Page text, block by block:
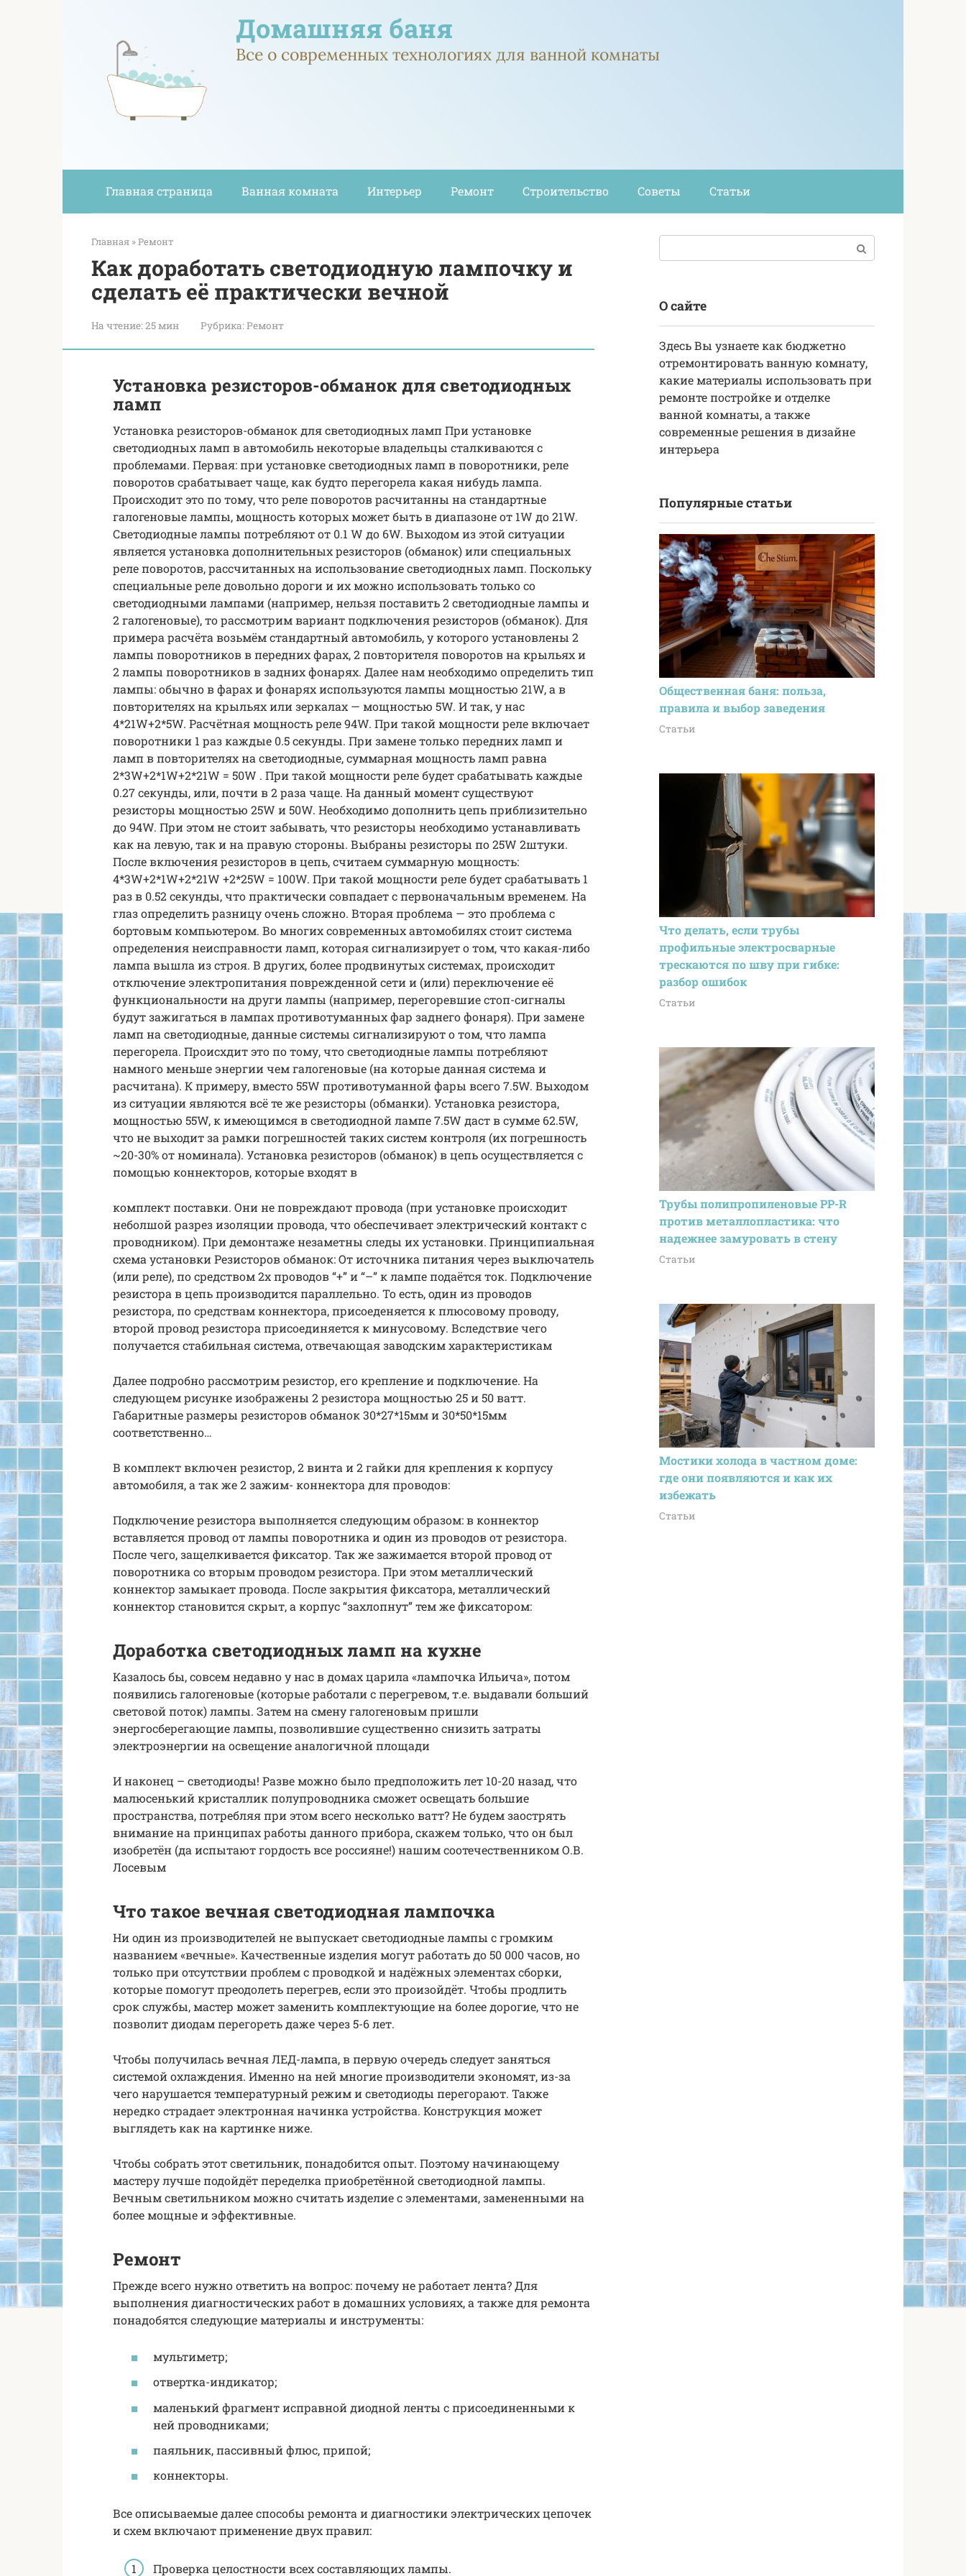
Домашняя баня
Все о современных технологиях для ванной комнаты
Главная страница Ванная комната Интерьер Ремонт Строительство Советы Статьи
Главная »Ремонт
Как доработать светодиодную лампочку и
сделать её практически вечной
На чтение:25 мин Рубрика:Ремонт
Установка резисторов-обманок для светодиодных
ламп
Установка резисторов-обманок для светодиодных ламп При установке
светодиодных ламп в автомобиль некоторые владельцы сталкиваются с
проблемами. Первая: при установке светодиодных ламп в поворотники, реле
поворотов срабатывает чаще, как будто перегорела какая нибудь лампа.
Происходит это по тому, что реле поворотов расчитанны на стандартные
галогеновые лампы, мощность которых может быть в диапазоне от 1W до 21W.
Светодиодные лампы потребляют от 0.1 W до 6W. Выходом из этой ситуации
является установка дополнительных резисторов (обманок) или специальных
реле поворотов, рассчитанных на использование светодиодных ламп. Поскольку
специальные реле довольно дороги и их можно использовать только со
светодиодными лампами (например, нельзя поставить 2 светодиодные лампы и
2 галогеновые), то рассмотрим вариант подключения резисторов (обманок). Для
примера расчёта возьмём стандартный автомобиль, у которого установлены 2
лампы поворотников в передних фарах, 2 повторителя поворотов на крыльях и
2 лампы поворотников в задних фонарях. Далее нам необходимо определить тип
лампы: обычно в фарах и фонарях используются лампы мощностью 21W, а в
повторителях на крыльях или зеркалах — мощностью 5W. И так, у нас
4*21W+2*5W. Расчётная мощность реле 94W. При такой мощности реле включает
поворотники 1 раз каждые 0.5 секунды. При замене только передних ламп и
ламп в повторителях на светодиодные, суммарная мощность ламп равна
2*3W+2*1W+2*21W = 50W . При такой мощности реле будет срабатывать каждые
0.27 секунды, или, почти в 2 раза чаще. На данный момент существуют
резисторы мощностью 25W и 50W. Необходимо дополнить цепь приблизительно
до 94W. При этом не стоит забывать, что резисторы необходимо устанавливать
как на левую, так и на правую стороны. Выбраны резисторы по 25W 2штуки.
После включения резисторов в цепь, считаем суммарную мощность:
4*3W+2*1W+2*21W +2*25W = 100W. При такой мощности реле будет срабатывать 1
раз в 0.52 секунды, что практически совпадает с первоначальным временем. На
глаз определить разницу очень сложно. Вторая проблема — это проблема с
бортовым компьютером. Во многих современных автомобилях стоит система
определения неисправности ламп, которая сигнализирует о том, что какая-либо
лампа вышла из строя. В других, более продвинутых системах, происходит
отключение электропитания поврежденной сети и (или) переключение её
функциональности на други лампы (например, перегоревшие стоп-сигналы
будут зажигаться в лампах противотуманных фар заднего фонаря). При замене
ламп на светодиодные, данные системы сигнализируют о том, что лампа
перегорела. Происхдит это по тому, что светодиодные лампы потребляют
намного меньше энергии чем галогеновые (на которые данная система и
расчитана). К примеру, вместо 55W противотуманной фары всего 7.5W. Выходом
из ситуации являются всё те же резисторы (обманки). Установка резистора,
мощностью 55W, к имеющимся в светодиодной лампе 7.5W даст в сумме 62.5W,
что не выходит за рамки погрешностей таких систем контроля (их погрешность
~20-30% от номинала). Установка резисторов (обманок) в цепь осуществляется с
помощью коннекторов, которые входят в
комплект поставки. Они не повреждают провода (при установке происходит
неболшой разрез изоляции провода, что обеспечивает электрический контакт с
проводником). При демонтаже незаметны следы их установки. Принципиальная
схема установки Резисторов обманок: От источника питания через выключатель
(или реле), по средством 2х проводов “+” и “–” к лампе подаётся ток. Подключение
резистора в цепь производится параллельно. То есть, один из проводов
резистора, по средствам коннектора, присоеденяется к плюсовому проводу,
второй провод резистора присоединяется к минусовому. Вследствие чего
получается стабильная система, отвечающая заводским характеристикам
Далее подробно рассмотрим резистор, его крепление и подключение. На
следующем рисунке изображены 2 резистора мощностью 25 и 50 ватт.
Габаритные размеры резисторов обманок 30*27*15мм и 30*50*15мм
соответственно…
В комплект включен резистор, 2 винта и 2 гайки для крепления к корпусу
автомобиля, а так же 2 зажим- коннектора для проводов:
Подключение резистора выполняется следующим образом: в коннектор
вставляется провод от лампы поворотника и один из проводов от резистора.
После чего, защелкивается фиксатор. Так же зажимается второй провод от
поворотника со вторым проводом резистора. При этом металлический
коннектор замыкает провода. После закрытия фиксатора, металлический
коннектор становится скрыт, а корпус “захлопнут” тем же фиксатором:
Доработка светодиодных ламп на кухне
Казалось бы, совсем недавно у нас в домах царила «лампочка Ильича», потом
появились галогеновые (которые работали с перегревом, т.е. выдавали больший
световой поток) лампы. Затем на смену галогеновым пришли
энергосберегающие лампы, позволившие существенно снизить затраты
электроэнергии на освещение аналогичной площади
И наконец – светодиоды! Разве можно было предположить лет 10-20 назад, что
малюсенький кристаллик полупроводника сможет освещать большие
пространства, потребляя при этом всего несколько ватт? Не будем заострять
внимание на принципах работы данного прибора, скажем только, что он был
изобретён (да испытают гордость все россияне!) нашим соотечественником О.В.
Лосевым
Что такое вечная светодиодная лампочка
Ни один из производителей не выпускает светодиодные лампы с громким
названием «вечные». Качественные изделия могут работать до 50 000 часов, но
только при отсутствии проблем с проводкой и надёжных элементах сборки,
которые помогут преодолеть перегрев, если это произойдёт. Чтобы продлить
срок службы, мастер может заменить комплектующие на более дорогие, что не
позволит диодам перегореть даже через 5-6 лет.
Чтобы получилась вечная ЛЕД-лампа, в первую очередь следует заняться
системой охлаждения. Именно на ней многие производители экономят, из-за
чего нарушается температурный режим и светодиоды перегорают. Также
нередко страдает электронная начинка устройства. Конструкция может
выглядеть как на картинке ниже.
Чтобы собрать этот светильник, понадобится опыт. Поэтому начинающему
мастеру лучше подойдёт переделка приобретённой светодиодной лампы.
Вечным светильником можно считать изделие с элементами, замененными на
более мощные и эффективные.
Ремонт
Прежде всего нужно ответить на вопрос: почему не работает лента? Для
выполнения диагностических работ в домашних условиях, а также для ремонта
понадобятся следующие материалы и инструменты:
мультиметр;
отвертка-индикатор;
маленький фрагмент исправной диодной ленты с присоединенными к
ней проводниками;
паяльник, пассивный флюс, припой;
коннекторы.
Все описываемые далее способы ремонта и диагностики электрических цепочек
и схем включают применение двух правил:
Проверка целостности всех составляющих лампы.
О сайте
Здесь Вы узнаете как бюджетно
отремонтировать ванную комнату,
какие материалы использовать при
ремонте постройке и отделке
ванной комнаты, а также
современные решения в дизайне
интерьера
Популярные статьи
Общественная баня: польза,
правила и выбор заведения
Статьи
Что делать, если трубы
профильные электросварные
трескаются по шву при гибке:
разбор ошибок
Статьи
Трубы полипропиленовые PP-R
против металлопластика: что
надежнее замуровать в стену
Статьи
Мостики холода в частном доме:
где они появляются и как их
избежать
Статьи